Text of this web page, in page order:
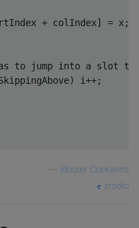
+ colIndex] = x;
to jump into a slot
i++;
Wouter Coekaerts
źródło